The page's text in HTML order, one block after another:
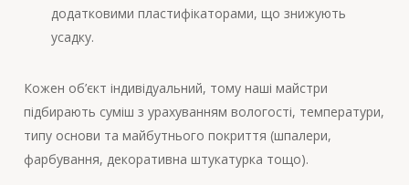
додатковими пластифікаторами, що знижують
усадку.
Кожен об’єкт індивідуальний, тому наші майстри
підбирають суміш з урахуванням вологості, температури,
типу основи та майбутнього покриття (шпалери,
фарбування, декоративна штукатурка тощо).